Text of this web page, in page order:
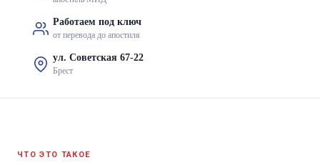
Работаем под ключ
от перевода до апостиля
ул. Советская 67-22
Брест
ЧТО ЭТО ТАКОЕ